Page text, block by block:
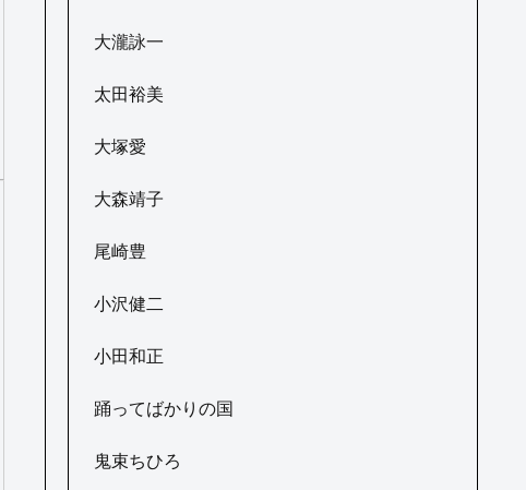
大瀧詠一
太田裕美
大塚愛
大森靖子
尾崎豊
小沢健二
小田和正
踊ってばかりの国
鬼束ちひろ